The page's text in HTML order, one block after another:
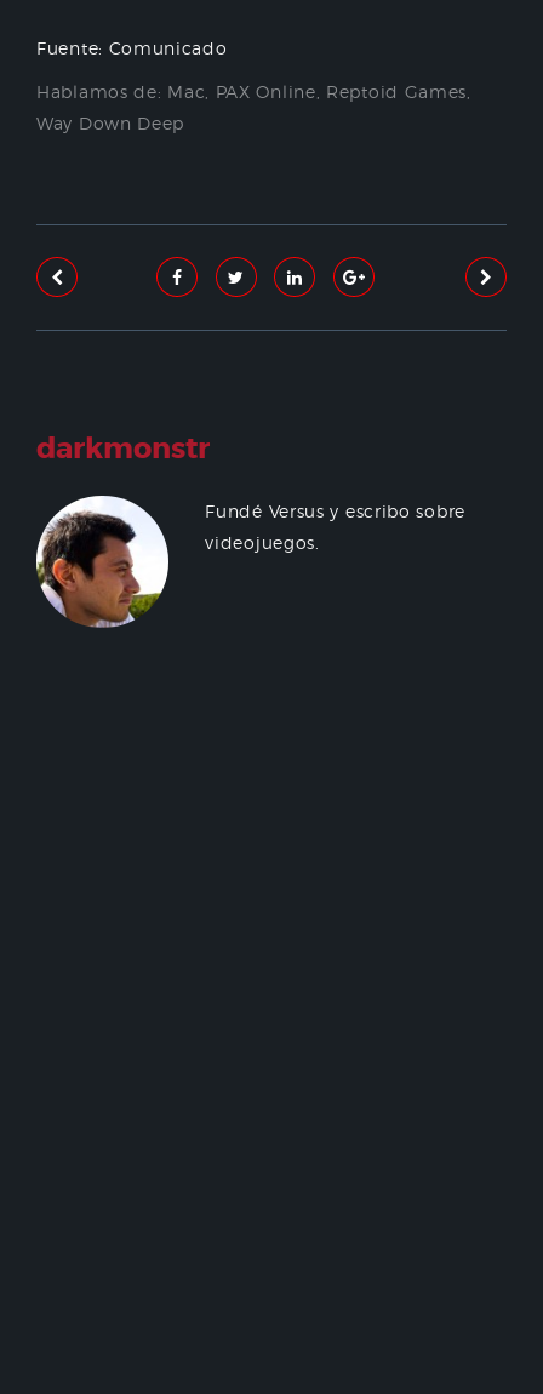
Fuente: Comunicado
Hablamos de: Mac PAX Online Reptoid Games
Way Down Deep
darkmonstr
Fundé Versus y escribo sobre
videojuegos.